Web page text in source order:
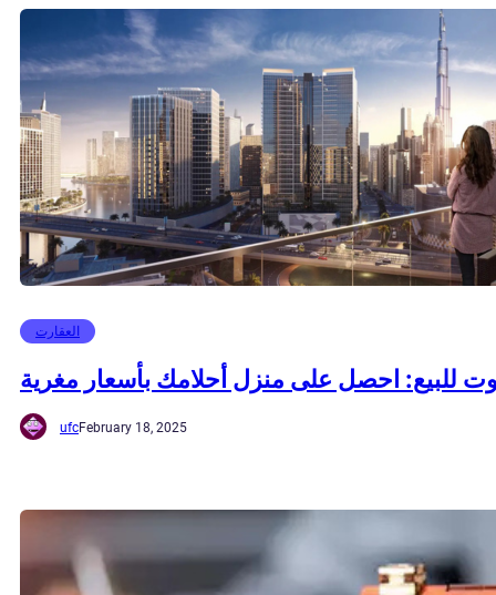
العقارت
للبيع: احصل على منزل أحلامك بأسعار مغرية
ufcFebruary 18, 2025